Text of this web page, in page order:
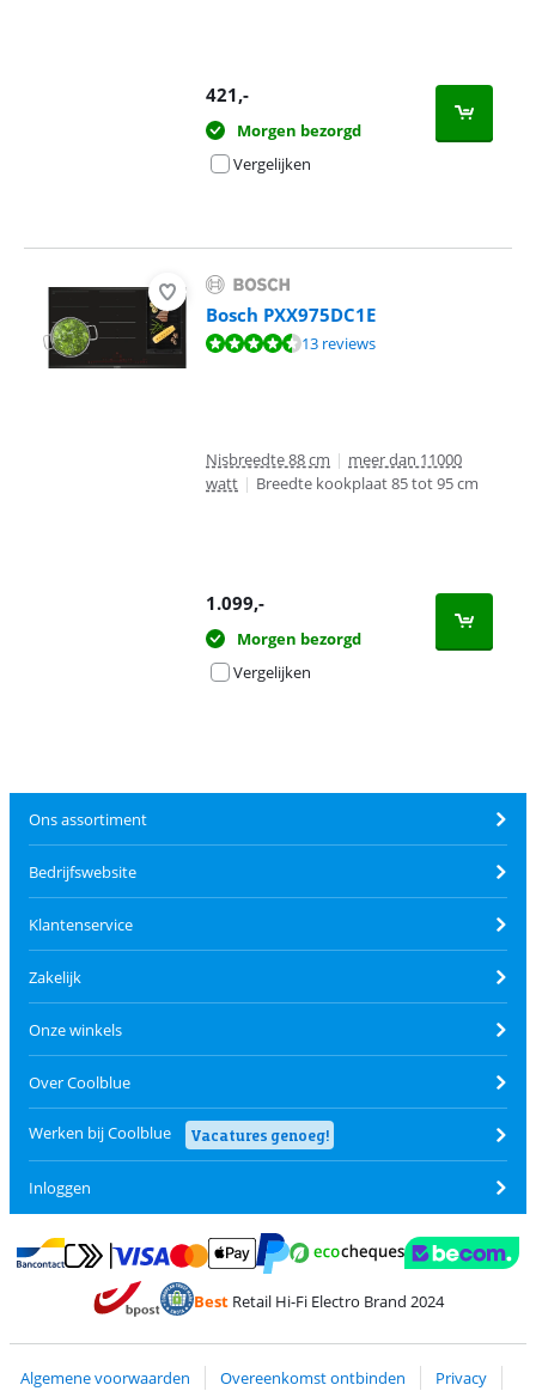
421,-
Morgen bezorgd
Vergelijken
Bosch PXX975DC1E
Beoordeling is 9,3 van de 10, gebaseerd op 13 reviews.
13 reviews
Nisbreedte 88 cm | meer dan 11000
watt | Breedte kookplaat 85 tot 95 cm
1.099,-
Morgen bezorgd
Vergelijken
Ons assortiment
Bedrijfswebsite
Klantenservice
Zakelijk
Onze winkels
Over Coolblue
Werken bij Coolblue Vacatures genoeg!
Inloggen
Betalen met Bancontact
Betalen met MasterCard en Visa via ClickToPay
Betalen met PayPal
BestRetail Hi-Fi Electro Brand 2024
Algemene voorwaarden Overeenkomst ontbinden Privacy